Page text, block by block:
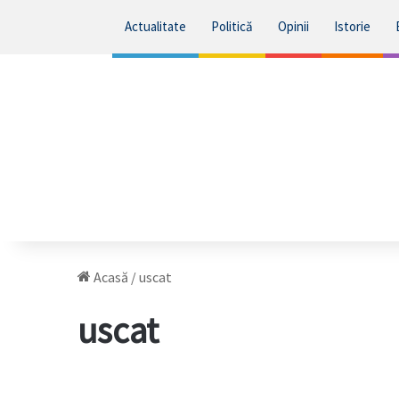
Actualitate Politică Opinii Istorie
Acasă /uscat
uscat